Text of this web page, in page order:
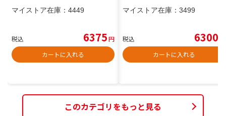
マイストア在庫： 4449
税込 6375円
カートに入れる
マイストア在庫： 3499
税込 6300
カートに入れる
このカテゴリをもっと見る